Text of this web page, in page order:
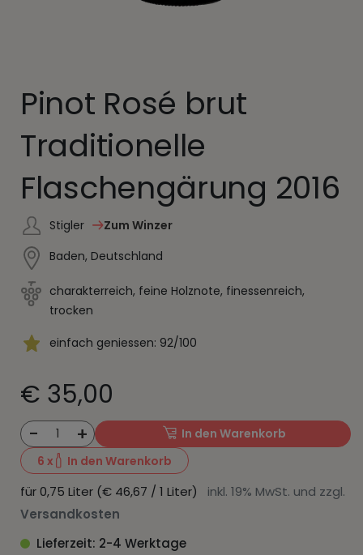
Pinot Rosé brut
Traditionelle
Flaschengärung 2016
Stigler
Zum Winzer
Baden, Deutschland
charakterreich, feine Holznote, finessenreich,
trocken
einfach geniessen: 92/100
€ 35,00
- 1 +
In den Warenkorb
6 x In den Warenkorb
für 0,75 Liter (€ 46,67 / 1 Liter) inkl. 19% MwSt. und zzgl.
Versandkosten
Lieferzeit: 2-4 Werktage